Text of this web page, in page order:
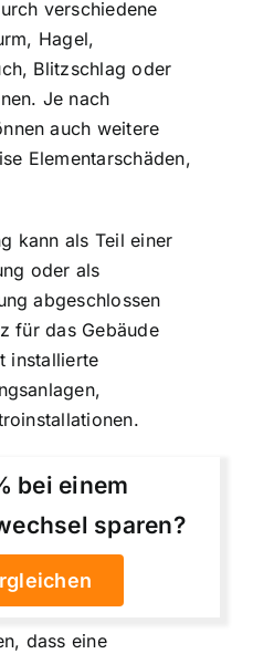
verschiedene
Hagel,
Blitzschlag oder
Je nach
auch weitere
Elementarschäden,
kann als Teil einer
oder als
abgeschlossen
für das Gebäude
installierte
bei einem
sparen?
dass eine